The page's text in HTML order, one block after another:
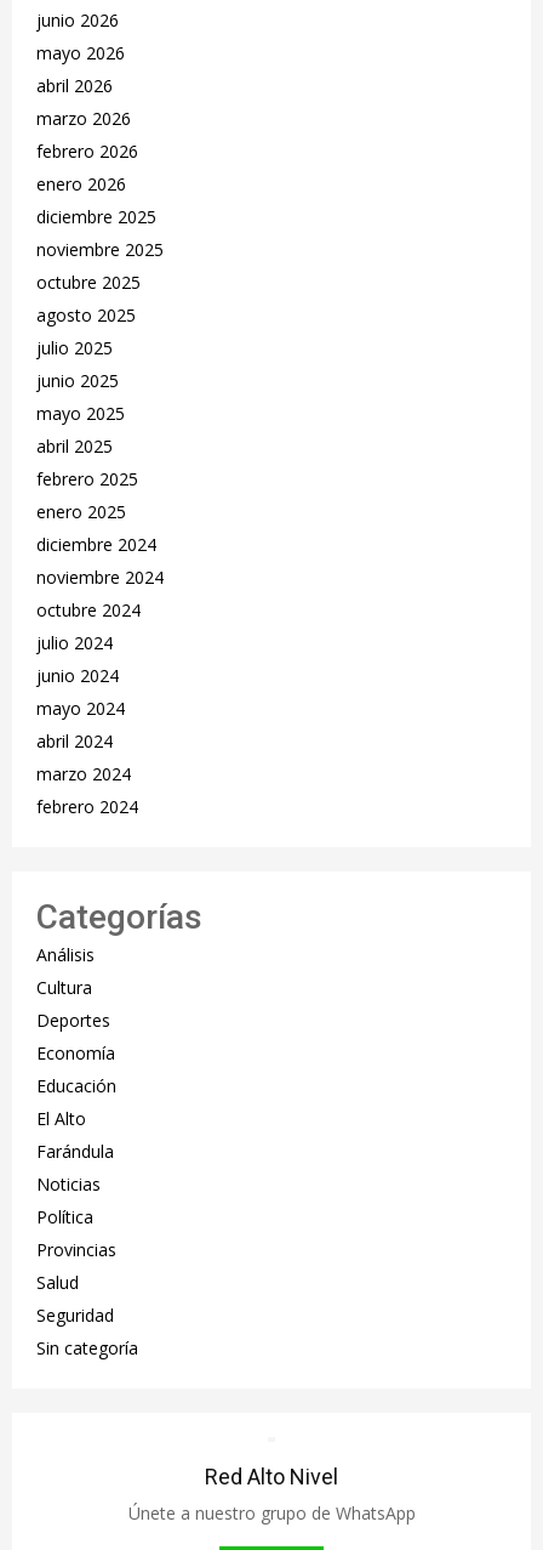
junio 2026
mayo 2026
abril 2026
marzo 2026
febrero 2026
enero 2026
diciembre 2025
noviembre 2025
octubre 2025
agosto 2025
julio 2025
junio 2025
mayo 2025
abril 2025
febrero 2025
enero 2025
diciembre 2024
noviembre 2024
octubre 2024
julio 2024
junio 2024
mayo 2024
abril 2024
marzo 2024
febrero 2024
Categorías
Análisis
Cultura
Deportes
Economía
Educación
El Alto
Farándula
Noticias
Política
Provincias
Salud
Seguridad
Sin categoría
Red Alto Nivel
Únete a nuestro grupo de WhatsApp